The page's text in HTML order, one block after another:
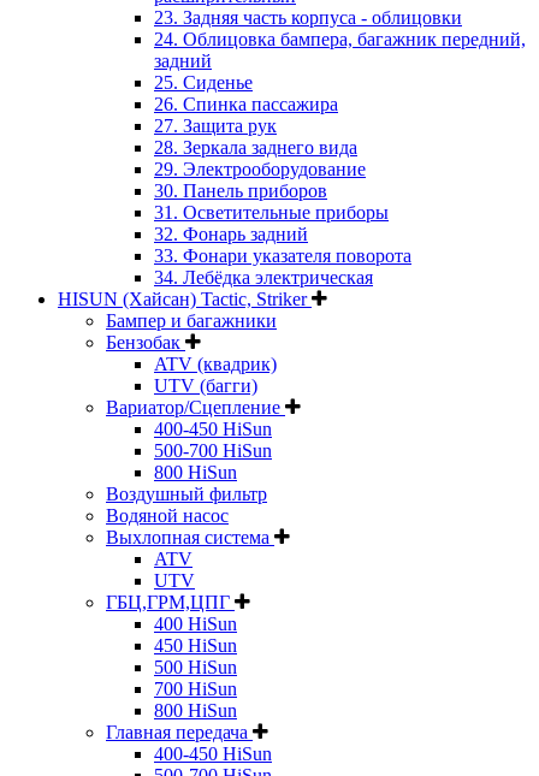
23. Задняя часть корпуса - облицовки
24. Облицовка бампера, багажник передний,
задний
25. Сиденье
26. Спинка пассажира
27. Защита рук
28. Зеркала заднего вида
29. Электрооборудование
30. Панель приборов
31. Oсветительные приборы
32. Фонарь задний
33. Фонари указателя поворота
34. Лебёдка электрическая
HISUN (Хайсан) Tactic, Striker
Бампер и багажники
Бензобак
ATV (квадрик)
UTV (багги)
Вариатор/Сцепление
400-450 HiSun
500-700 HiSun
800 HiSun
Воздушный фильтр
Водяной насос
Выхлопная система
ATV
UTV
ГБЦ,ГРМ,ЦПГ
400 HiSun
450 HiSun
500 HiSun
700 HiSun
800 HiSun
Главная передача
400-450 HiSun